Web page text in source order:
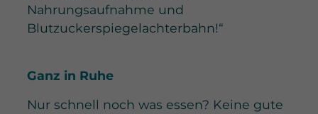
Nahrungsaufnahme und
Blutzuckerspiegelachterbahn!“
Ganz in Ruhe
Nur schnell noch was essen? Keine gute